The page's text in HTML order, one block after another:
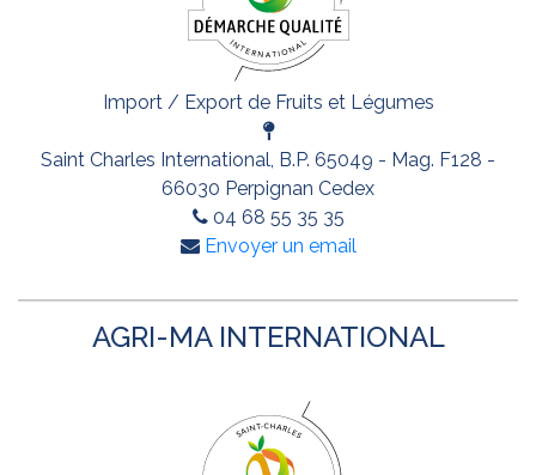
Import / Export de Fruits et Légumes
Saint Charles International, B.P. 65049 - Mag. F128 -
66030 Perpignan Cedex
04 68 55 35 35
Envoyer un email
AGRI-MA INTERNATIONAL